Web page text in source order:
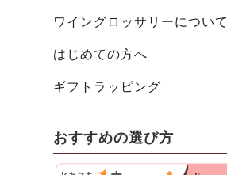
ワイングロッサリーについて
はじめての方へ
ギフトラッピング
おすすめの選び方